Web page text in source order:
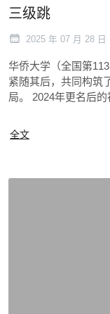
三级跳
2025 年 07 月 28 日
华侨大学（全国第
紧随其后，共同构筑
局。 2024年更名后
全文